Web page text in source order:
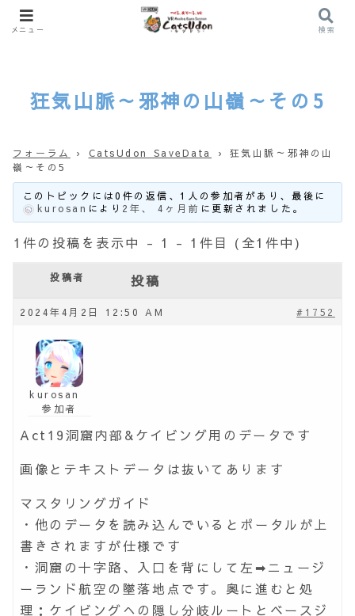
狂気山脈～邪神の山嶺～その5
フォーラム › CatsUdon SaveData ›
狂気山脈～邪神の山
嶺～その5
このトピックには0件の返信、1人の参加者があり、最後に
kurosan により 2年、 4ヶ月前 に更新されました。
1件の投稿を表示中 - 1 - 1件目 (全1件中)
投稿者 投稿
2024年4月2日 12:50 AM #1752
kurosan
参加者
Act19洞窟内部&ケイビング用のデータです
画像とテキストデータは抜いてあります
マスタリングガイド
・他のデータを読み込んでいるとポータルが上
書きされますが仕様です
・洞窟の十字路、入口を背にして左➡ニュージ
ーランド航空の墜落地点です。奥に進むと処
理：ケイビングへの隠し分岐ルートとベースジ
メニュー 検索